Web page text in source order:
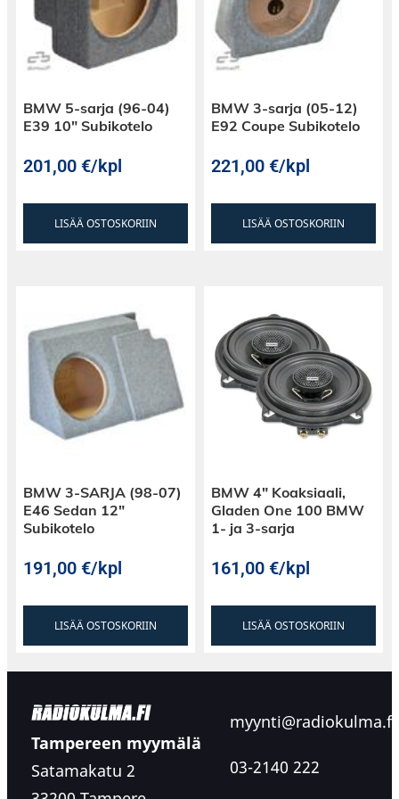
BMW 5-sarja (96-04)
E39 10″ Subikotelo
201,00€/kpl
LISÄÄ OSTOSKORIIN
BMW 3-sarja (05-12)
E92 Coupe Subikotelo
221,00€/kpl
LISÄÄ OSTOSKORIIN
BMW 3-SARJA (98-07)
E46 Sedan 12″
Subikotelo
191,00€/kpl
LISÄÄ OSTOSKORIIN
BMW 4″ Koaksiaali,
Gladen One 100 BMW
1- ja 3-sarja
161,00€/kpl
LISÄÄ OSTOSKORIIN
Tampereen myymälä
Satamakatu 2
myynti@radiokulma.fi
03-2140 222